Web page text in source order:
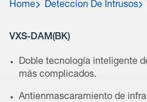
Home Deteccion De Intrusos
VXS-DAM(BK)
Doble tecnología inteligente
más complicados.
Antienmascaramiento de